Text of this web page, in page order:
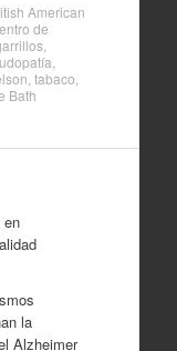
American
de
,
tabaco
Bath
en
la
Alzheimer